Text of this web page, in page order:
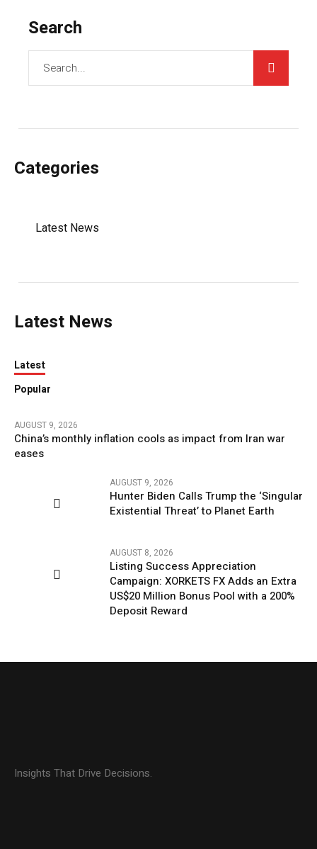
Search
Categories
Latest News
Latest News
Latest
Popular
AUGUST 9, 2026
China’s monthly inflation cools as impact from Iran war
eases
AUGUST 9, 2026
Hunter Biden Calls Trump the ‘Singular
Existential Threat’ to Planet Earth
AUGUST 8, 2026
Listing Success Appreciation
Campaign: XORKETS FX Adds an Extra
US$20 Million Bonus Pool with a 200%
Deposit Reward
Insights That Drive Decisions.